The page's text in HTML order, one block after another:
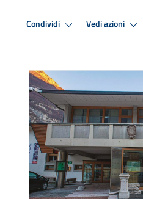
Condividi Vedi azioni